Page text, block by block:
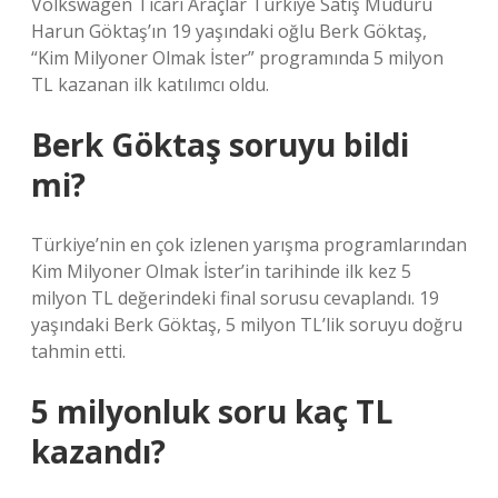
Harun Göktaş’ın 19 yaşındaki oğlu Berk Göktaş,
“Kim Milyoner Olmak İster” programında 5 milyon
TL kazanan ilk katılımcı oldu.
Berk Göktaş soruyu bildi
mi?
Türkiye’nin en çok izlenen yarışma programlarından
Kim Milyoner Olmak İster’in tarihinde ilk kez 5
milyon TL değerindeki final sorusu cevaplandı. 19
yaşındaki Berk Göktaş, 5 milyon TL’lik soruyu doğru
tahmin etti.
5 milyonluk soru kaç TL
kazandı?